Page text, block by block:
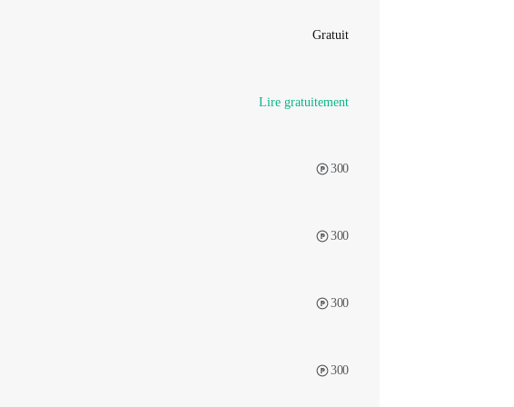
Gratuit
Lire gratuitement
300
300
300
300